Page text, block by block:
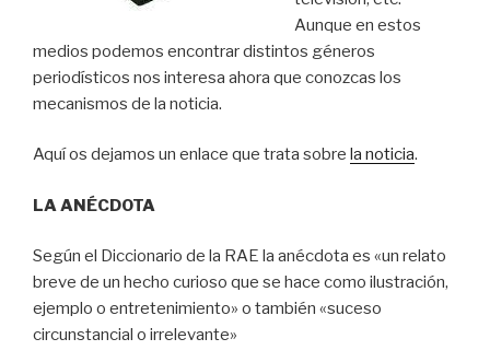
Aunque en estos
medios podemos encontrar distintos géneros
periodísticos nos interesa ahora que conozcas los
mecanismos de la noticia.
Aquí os dejamos un enlace que trata sobre la noticia.
LA ANÉCDOTA
Según el Diccionario de la RAE la anécdota es «un relato
breve de un hecho curioso que se hace como ilustración,
ejemplo o entretenimiento» o también «suceso
circunstancial o irrelevante»